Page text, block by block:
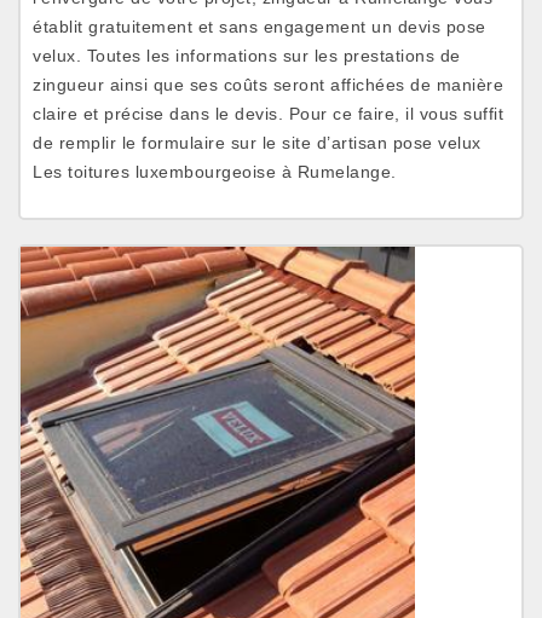
établit gratuitement et sans engagement un devis pose
velux. Toutes les informations sur les prestations de
zingueur ainsi que ses coûts seront affichées de manière
claire et précise dans le devis. Pour ce faire, il vous suffit
de remplir le formulaire sur le site d’artisan pose velux
Les toitures luxembourgeoise à Rumelange.